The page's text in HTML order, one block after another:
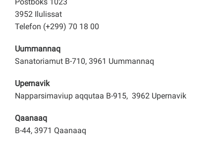
3952 Ilulissat
Telefon (+299) 70 18 00
Uummannaq
Sanatoriamut B-710, 3961 Uummannaq
Upernavik
Napparsimaviup aqqutaa B-915, 3962 Upernavik
Qaanaaq
B-44, 3971 Qaanaaq